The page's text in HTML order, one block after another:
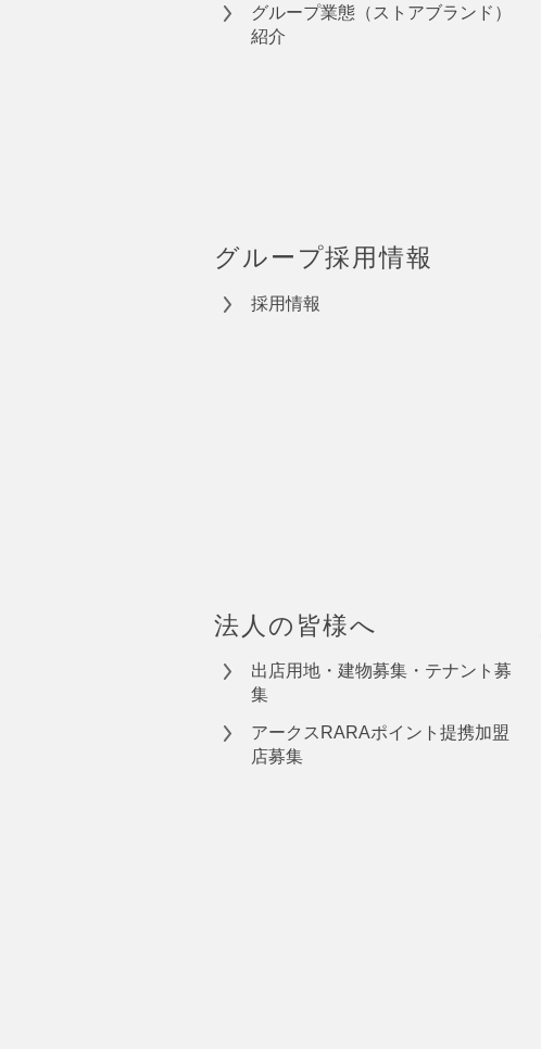
グループ業態（ストアブランド）
紹介
グループ採用情報
採用情報
法人の皆様へ
出店用地・建物募集・テナント募
集
アークスRARAポイント提携加盟
店募集